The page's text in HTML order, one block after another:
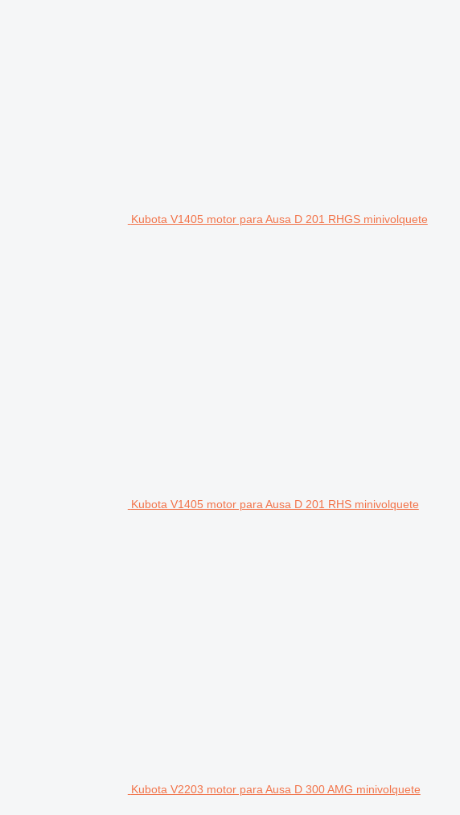
Kubota V1405 motor para Ausa D 201 RHGS minivolquete
Kubota V1405 motor para Ausa D 201 RHS minivolquete
Kubota V2203 motor para Ausa D 300 AMG minivolquete